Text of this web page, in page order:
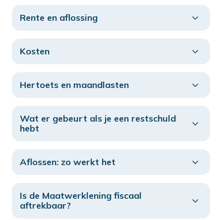
Rente en aflossing
Kosten
Hertoets en maandlasten
Wat er gebeurt als je een restschuld
hebt
Aflossen: zo werkt het
Is de Maatwerklening fiscaal
aftrekbaar?